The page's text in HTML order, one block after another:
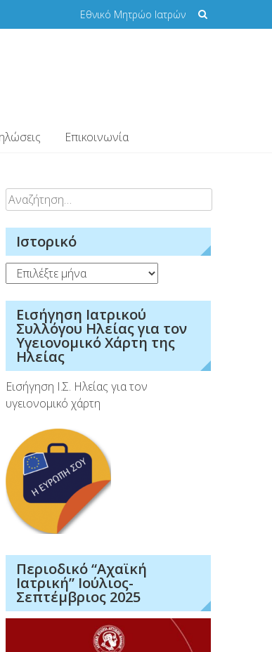
Εθνικό Μητρώο Ιατρών
Επικοινωνία
Αναζήτηση
για:
Ιστορικό
Ιστορικό
Εισήγηση Ιατρικού
Συλλόγου Ηλείας για τον
Υγειονομικό Χάρτη της
Ηλείας
Εισήγηση Ι.Σ. Ηλείας για τον
υγειονομικό χάρτη
Περιοδικό “Αχαϊκή
Ιατρική” Ιούλιος-
Σεπτέμβριος 2025